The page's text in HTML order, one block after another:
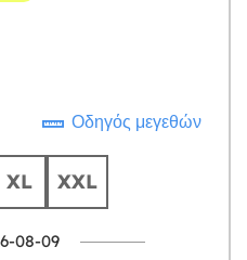
Οδηγός μεγεθών
XL XXL
08-09